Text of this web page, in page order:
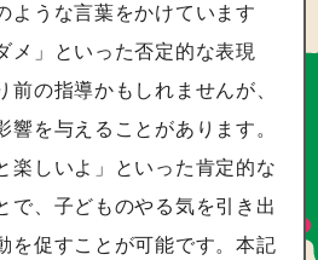
ような言葉をかけています
メ」といった否定的な表現
前の指導かもしれませんが、
響を与えることがあります。
楽しいよ」といった肯定的な
で、子どものやる気を引き出
を促すことが可能です。本記